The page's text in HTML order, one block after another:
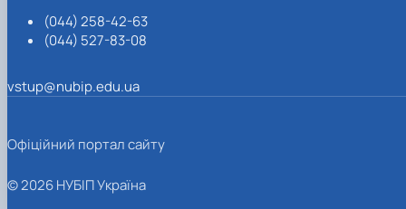
(044) 258-42-63
(044) 527-83-08
vstup@nubip.edu.ua
Офіційний портал сайту
© 2026 НУБІП Україна